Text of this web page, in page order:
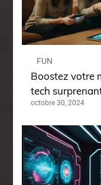
FUN
Boostez votre
tech
octobre 30, 2024